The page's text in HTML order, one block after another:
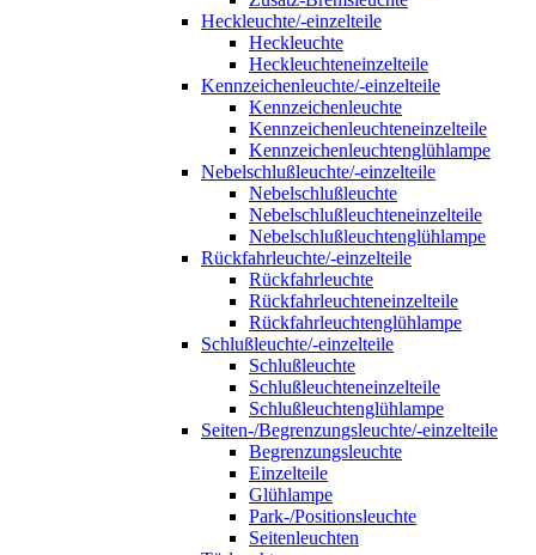
Heckleuchte/-einzelteile
Heckleuchte
Heckleuchteneinzelteile
Kennzeichenleuchte/-einzelteile
Kennzeichenleuchte
Kennzeichenleuchteneinzelteile
Kennzeichenleuchtenglühlampe
Nebelschlußleuchte/-einzelteile
Nebelschlußleuchte
Nebelschlußleuchteneinzelteile
Nebelschlußleuchtenglühlampe
Rückfahrleuchte/-einzelteile
Rückfahrleuchte
Rückfahrleuchteneinzelteile
Rückfahrleuchtenglühlampe
Schlußleuchte/-einzelteile
Schlußleuchte
Schlußleuchteneinzelteile
Schlußleuchtenglühlampe
Seiten-/Begrenzungsleuchte/-einzelteile
Begrenzungsleuchte
Einzelteile
Glühlampe
Park-/Positionsleuchte
Seitenleuchten